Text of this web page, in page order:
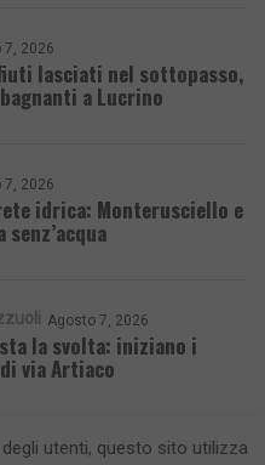
7, 2026
lasciati nel sottopasso,
a Lucrino
7, 2026
idrica: Monterusciello e
Agosto 7, 2026
la svolta: iniziano i
via Artiaco
utenti, questo sito utilizza